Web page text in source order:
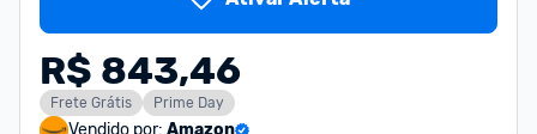
R$ 843,46
Frete Grátis Prime Day
Vendido por: Amazon